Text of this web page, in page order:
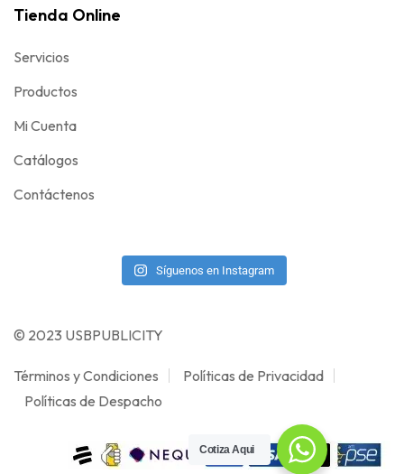
Tienda Online
Servicios
Productos
Mi Cuenta
Catálogos
Contáctenos
Síguenos en Instagram
© 2023 USBPUBLICITY
Términos y Condiciones
Políticas de Privacidad
Políticas de Despacho
Cotiza Aqui